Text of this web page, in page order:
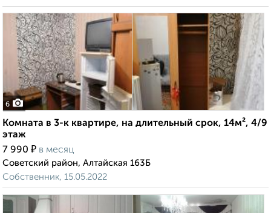
6
Комната в 3-к квартире, на длительный срок, 14м², 4/9
этаж
7 990 ₽ в месяц
Советский район, Алтайская 163Б
Собственник, 15.05.2022